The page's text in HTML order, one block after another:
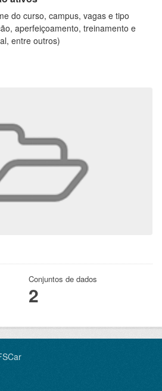
Conjuntos de dados
2
do curso, campus, vagas e tipo
aperfeiçoamento, treinamento e
entre outros)